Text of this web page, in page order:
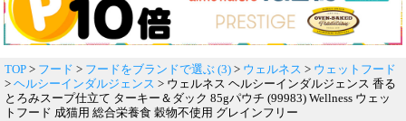
TOP > フード > フードをブランドで選ぶ (3) > ウェルネス > ウェットフード
> ヘルシーインダルジェンス > ウェルネス ヘルシーインダルジェンス 香る
とろみスープ仕立て ターキー＆ダック 85gパウチ (99983) Wellness ウェッ
トフード 成猫用 総合栄養食 穀物不使用 グレインフリー